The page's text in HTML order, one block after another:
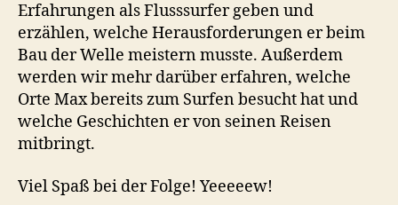
Erfahrungen als Flusssurfer geben und
erzählen, welche Herausforderungen er beim
Bau der Welle meistern musste. Außerdem
werden wir mehr darüber erfahren, welche
Orte Max bereits zum Surfen besucht hat und
welche Geschichten er von seinen Reisen
mitbringt.
Viel Spaß bei der Folge! Yeeeeew!